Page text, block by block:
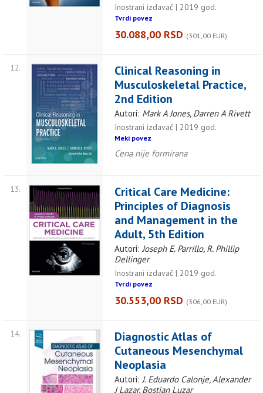
Inostrani izdavač | 2019 god.
Tvrdi povez
30.088,00 RSD (301,00 EUR)
12.
Clinical Reasoning in
Musculoskeletal Practice,
2nd Edition
Autori: Mark A Jones, Darren A Rivett
Inostrani izdavač | 2019 god.
Meki povez
Cena nije formirana
13.
Critical Care Medicine:
Principles of Diagnosis
and Management in the
Adult, 5th Edition
Autori:Joseph E. Parrillo, R. Phillip
Dellinger
Inostrani izdavač | 2019 god.
Tvrdi povez
30.553,00 RSD (306,00 EUR)
14.
Diagnostic Atlas of
Cutaneous Mesenchymal
Neoplasia
Autori:J. Eduardo Calonje, Alexander
J Lazar, Bostjan Luzar